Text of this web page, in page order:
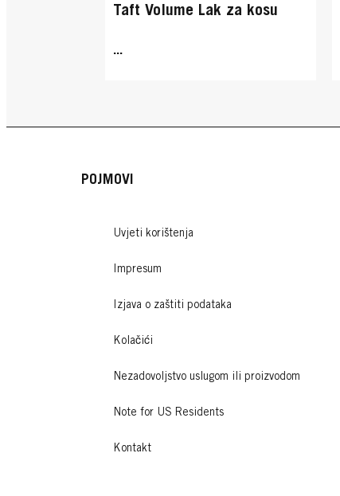
Taft Volume Lak za kosu
...
POJMOVI
Uvjeti korištenja
Impresum
Izjava o zaštiti podataka
Kolačići
Nezadovoljstvo uslugom ili proizvodom
Note for US Residents
Kontakt